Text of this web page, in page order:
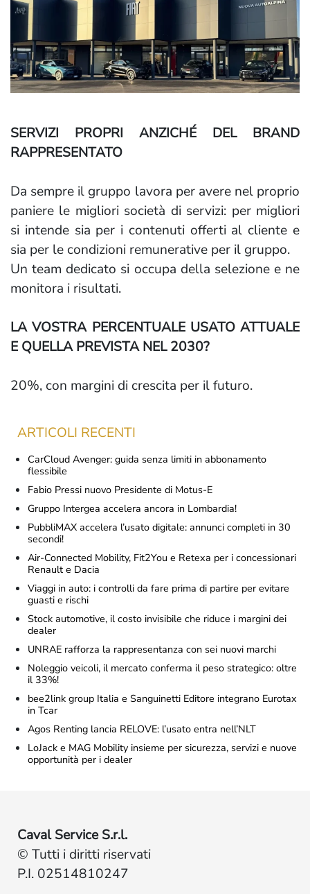
SERVIZI PROPRI ANZICHÉ DEL BRAND
RAPPRESENTATO
Da sempre il gruppo lavora per avere nel proprio
paniere le migliori società di servizi: per migliori
si intende sia per i contenuti offerti al cliente e
sia per le condizioni remunerative per il gruppo.
Un team dedicato si occupa della selezione e ne
monitora i risultati.
LA VOSTRA PERCENTUALE USATO ATTUALE
E QUELLA PREVISTA NEL 2030?
20%, con margini di crescita per il futuro.
ARTICOLI RECENTI
CarCloud Avenger: guida senza limiti in abbonamento
flessibile
Fabio Pressi nuovo Presidente di Motus-E
Gruppo Intergea accelera ancora in Lombardia!
PubbliMAX accelera l’usato digitale: annunci completi in 30
secondi!
Air-Connected Mobility, Fit2You e Retexa per i concessionari
Renault e Dacia
Viaggi in auto: i controlli da fare prima di partire per evitare
guasti e rischi
Stock automotive, il costo invisibile che riduce i margini dei
dealer
UNRAE rafforza la rappresentanza con sei nuovi marchi
Noleggio veicoli, il mercato conferma il peso strategico: oltre
il 33%!
bee2link group Italia e Sanguinetti Editore integrano Eurotax
in Tcar
Agos Renting lancia RELOVE: l’usato entra nell’NLT
LoJack e MAG Mobility insieme per sicurezza, servizi e nuove
opportunità per i dealer
Caval Service S.r.l.
© Tutti i diritti riservati
P.I. 02514810247